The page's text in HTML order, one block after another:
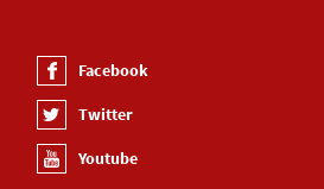
Facebook
Twitter
Youtube